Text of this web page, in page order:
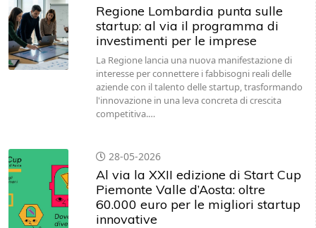
Regione Lombardia punta sulle
startup: al via il programma di
investimenti per le imprese
La Regione lancia una nuova manifestazione di
interesse per connettere i fabbisogni reali delle
aziende con il talento delle startup, trasformando
l'innovazione in una leva concreta di crescita
competitiva.…
28-05-2026
Al via la XXII edizione di Start Cup
Piemonte Valle d’Aosta: oltre
60.000 euro per le migliori startup
innovative